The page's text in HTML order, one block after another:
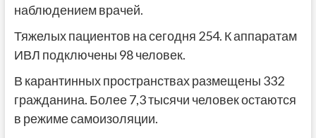
наблюдением врачей.
Тяжелых пациентов на сегодня 254. К аппаратам
ИВЛ подключены 98 человек.
В карантинных пространствах размещены 332
гражданина. Более 7,3 тысячи человек остаются
в режиме самоизоляции.